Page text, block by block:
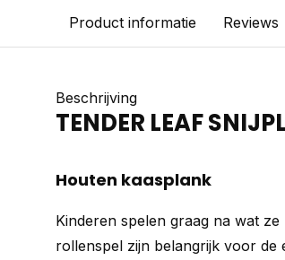
Product informatie Reviews
Beschrijving
TENDER LEAF
Houten kaasplank
Kinderen spelen graag na wat
rollenspel zijn belangrijk voor de